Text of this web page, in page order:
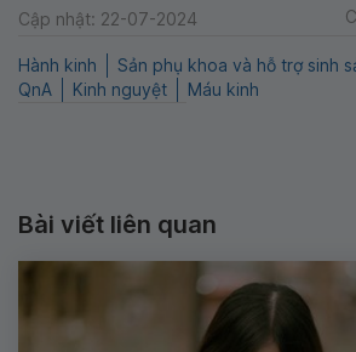
Cập nhật: 22-07-2024
Hành kinh Sản phụ khoa và hỗ trợ sinh
QnA
Kinh nguyệt Máu kinh
Bài viết liên quan